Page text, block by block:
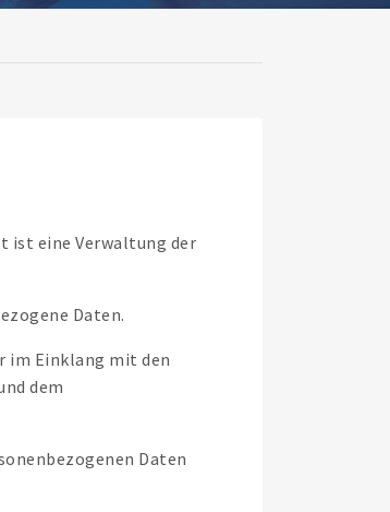
ist eine Verwaltung der
Daten.
im Einklang mit den
dem
Daten